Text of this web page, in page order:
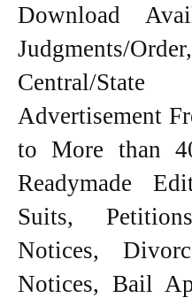
Download
Judgments/
Central/
Advertisement
to More than
Readymade
Suits,
Notices,
Notices, Bail